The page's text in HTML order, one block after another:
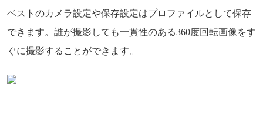
ベストのカメラ設定や保存設定はプロファイルとして保存
できます。誰が撮影しても一貫性のある360度回転画像をす
ぐに撮影することができます。